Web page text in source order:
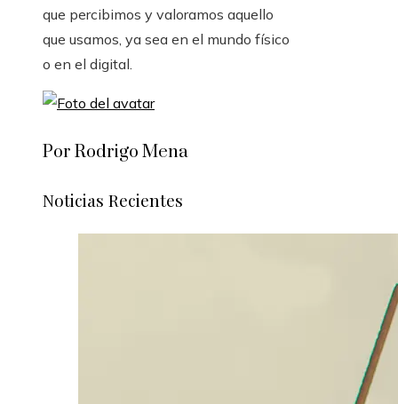
que percibimos y valoramos aquello
que usamos, ya sea en el mundo físico
o en el digital.
Por Rodrigo Mena
Noticias Recientes